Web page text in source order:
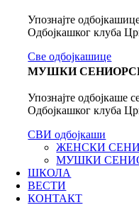
Упознајте
Одбојкашког клуба
Све одбојкашице
МУШКИ
Упознајте одбојкаше
Одбојкашког клуба
СВИ одбојкаши
ЖЕНСКИ
МУШКИ
ШКОЛА
ВЕСТИ
КОНТАКТ